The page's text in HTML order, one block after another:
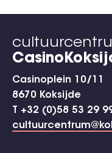
Casinoplein 10/11
8670 Koksijde
T +32 (0)58 53 29